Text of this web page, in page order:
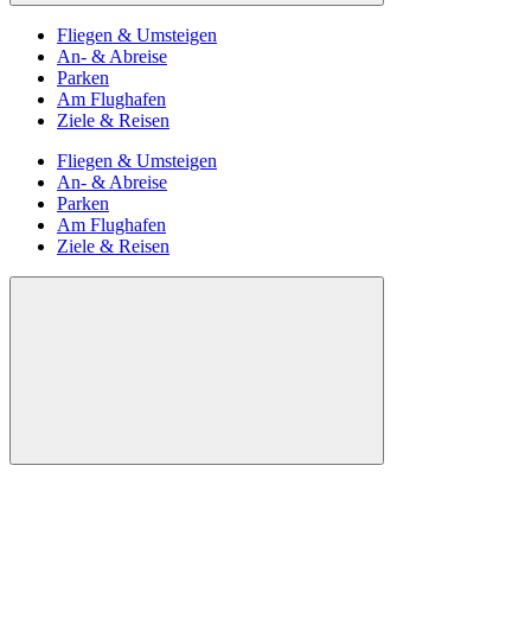
Fliegen & Umsteigen
An- & Abreise
Parken
Am Flughafen
Ziele & Reisen
Fliegen & Umsteigen
An- & Abreise
Parken
Am Flughafen
Ziele & Reisen